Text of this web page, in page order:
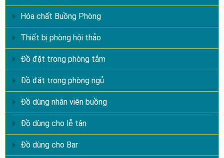
Hóa chất Buồng Phòng
Thiết bị phòng hội thảo
Đồ đặt trong phòng tắm
Đồ đặt trong phòng ngủ
Đồ dùng nhân viên buồng
Đồ dùng cho lễ tân
Đồ dùng cho Bar